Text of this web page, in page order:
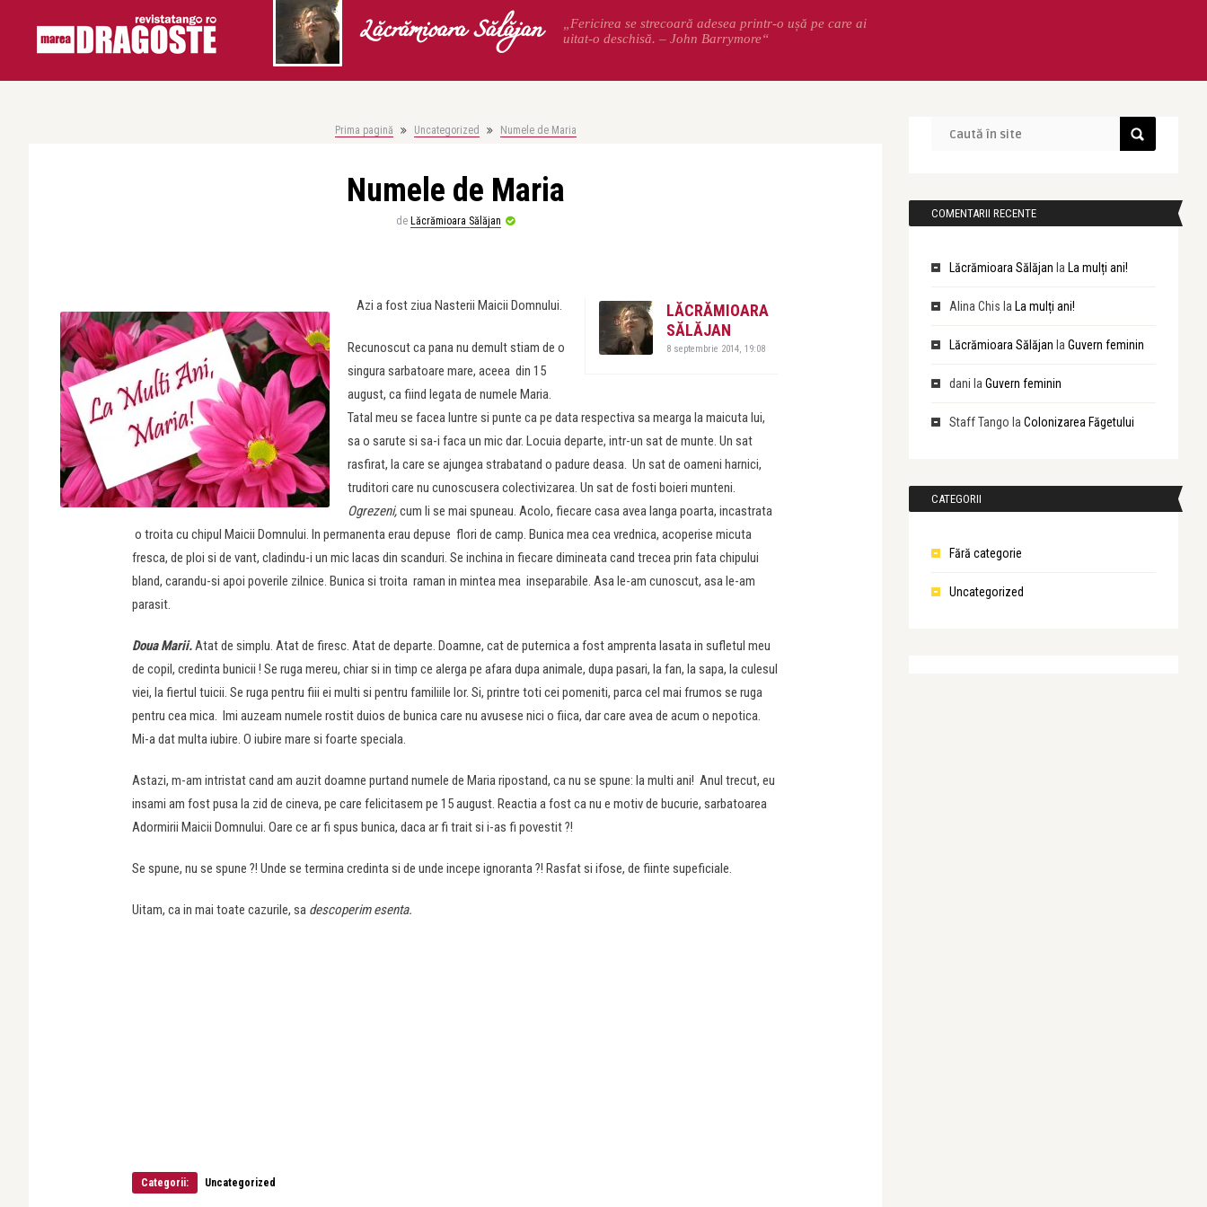
Lăcrămioara Sălăjan
„Fericirea se strecoară adesea printr-o ușă pe care ai
uitat-o deschisă. – John Barrymore“
Prima pagină Uncategorized Numele de Maria
Numele de Maria
de Lăcrămioara Sălăjan
LĂCRĂMIOARA
SĂLĂJAN
8 septembrie 2014, 19:08
Azi a fost ziua Nasterii Maicii Domnului.
Recunoscut ca pana nu demult stiam de o
singura sarbatoare mare, aceea din 15
august, ca fiind legata de numele Maria.
Tatal meu se facea luntre si punte ca pe data respectiva sa mearga la maicuta lui,
sa o sarute si sa-i faca un mic dar. Locuia departe, intr-un sat de munte. Un sat
rasfirat, la care se ajungea strabatand o padure deasa. Un sat de oameni harnici,
truditori care nu cunoscusera colectivizarea. Un sat de fosti boieri munteni.
Ogrezeni,cum li se mai spuneau. Acolo, fiecare casa avea langa poarta, incastrata
o troita cu chipul Maicii Domnului. In permanenta erau depuse flori de camp. Bunica mea cea vrednica, acoperise micuta
fresca, de ploi si de vant, cladindu-i un mic lacas din scanduri. Se inchina in fiecare dimineata cand trecea prin fata chipului
bland, carandu-si apoi poverile zilnice. Bunica si troita raman in mintea mea inseparabile. Asa le-am cunoscut, asa le-am
parasit.
Doua Marii.Atat de simplu. Atat de firesc. Atat de departe. Doamne, cat de puternica a fost amprenta lasata in sufletul meu
de copil, credinta bunicii ! Se ruga mereu, chiar si in timp ce alerga pe afara dupa animale, dupa pasari, la fan, la sapa, la culesul
viei, la fiertul tuicii. Se ruga pentru fiii ei multi si pentru familiile lor. Si, printre toti cei pomeniti, parca cel mai frumos se ruga
pentru cea mica. Imi auzeam numele rostit duios de bunica care nu avusese nici o fiica, dar care avea de acum o nepotica.
Mi-a dat multa iubire. O iubire mare si foarte speciala.
Astazi, m-am intristat cand am auzit doamne purtand numele de Maria ripostand, ca nu se spune: la multi ani! Anul trecut, eu
insami am fost pusa la zid de cineva, pe care felicitasem pe 15 august. Reactia a fost ca nu e motiv de bucurie, sarbatoarea
Adormirii Maicii Domnului. Oare ce ar fi spus bunica, daca ar fi trait si i-as fi povestit ?!
Se spune, nu se spune ?! Unde se termina credinta si de unde incepe ignoranta ?! Rasfat si ifose, de fiinte supeficiale.
Uitam, ca in mai toate cazurile, sa descoperim esenta.
Categorii: Uncategorized
COMENTARII RECENTE
Lăcrămioara Sălăjan la La mulți ani!
Alina Chis la La mulți ani!
Lăcrămioara Sălăjan la Guvern feminin
dani la Guvern feminin
Staff Tango la Colonizarea Făgetului
CATEGORII
Fără categorie
Uncategorized